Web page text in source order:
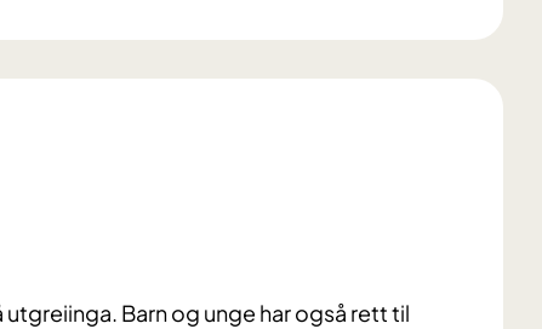
Barn og unge har også rett til